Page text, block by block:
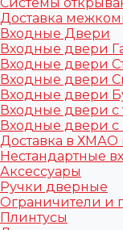
Доставка
Входные Двери
Входные двери
Входные двери
Входные двери
Входные двери
Входные двери с
Входные двери
Доставка в
Нестандартные
Аксессуары
Ручки дверные
Ограничители и
Плинтусы